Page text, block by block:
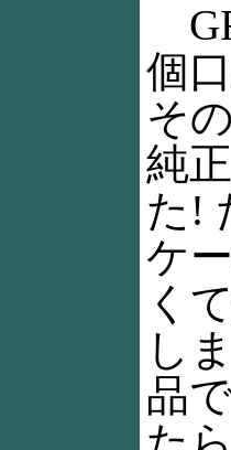
個
そ
純
た!
ケ
く
し
品